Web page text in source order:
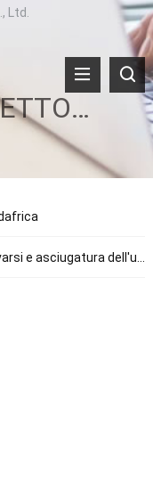
Ltd.
NOVITÀ DEL SETTORE
asciugatura dell'uva di uva